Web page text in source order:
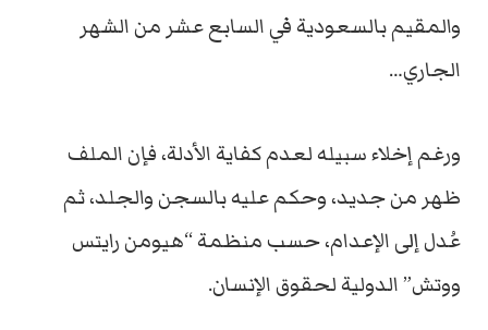
والمقيم بالسعودية في السابع عشر من الشهر
الجاري…
ورغم إخلاء سبيله لعدم كفاية الأدلة، فإن الملف
ظهر من جديد، وحكم عليه بالسجن والجلد، ثم
عُدل إلى الإعدام، حسب منظمة “هيومن رايتس
ووتش” الدولية لحقوق الإنسان.